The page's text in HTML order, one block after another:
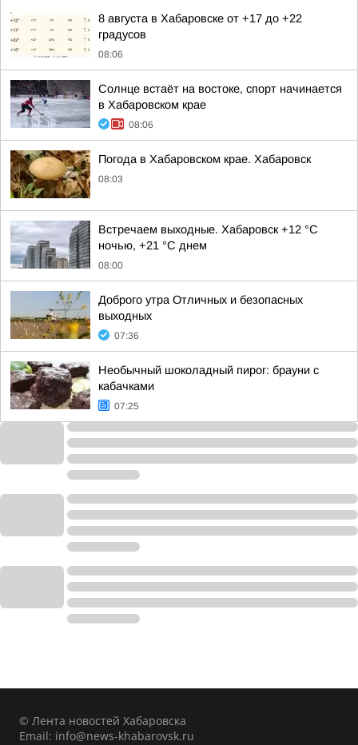
8 августа в Хабаровске от +17 до +22
градусов
08:06
Солнце встаёт на востоке, спорт начинается
в Хабаровском крае
08:06
Погода в Хабаровском крае. Хабаровск
08:03
Встречаем выходные. Хабаровск +12 °C
ночью, +21 °C днем
08:00
Доброго утра Отличных и безопасных
выходных
07:36
Необычный шоколадный пирог: брауни с
кабачками
07:25
© Лента новостей Хабаровска
Email: info@news-khabarovsk.ru